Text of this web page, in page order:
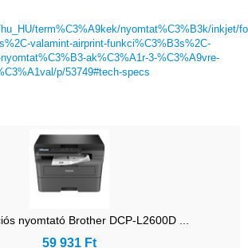
term%C3%A9kek/nyomtat%C3%B3k/inkjet/
valamint-airprint-funkci%C3%B3s%2C-
ak%C3%A1r-3-%C3%A9vre-
p/53749#tech-specs
nyomtató Brother DCP-L2600D ...
59 931 Ft